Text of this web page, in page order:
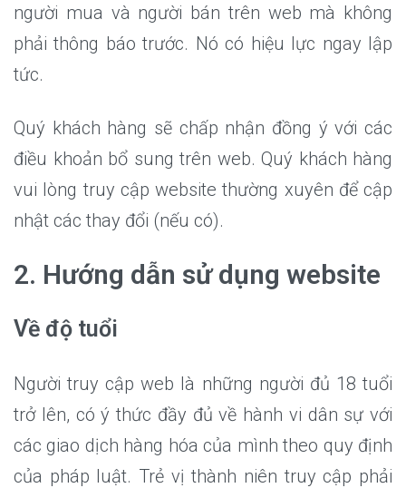
người mua và người bán trên web mà không
phải thông báo trước. Nó có hiệu lực ngay lập
tức.
Quý khách hàng sẽ chấp nhận đồng ý với các
điều khoản bổ sung trên web. Quý khách hàng
vui lòng truy cập website thường xuyên để cập
nhật các thay đổi (nếu có).
2. Hướng dẫn sử dụng website
Về độ tuổi
Người truy cập web là những người đủ 18 tuổi
trở lên, có ý thức đầy đủ về hành vi dân sự với
các giao dịch hàng hóa của mình theo quy định
của pháp luật. Trẻ vị thành niên truy cập phải